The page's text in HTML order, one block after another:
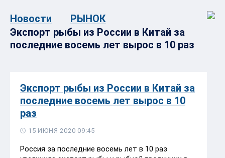
Новости
РЫНОК
Экспорт рыбы из России в Китай за
последние восемь лет вырос в 10 раз
Экспорт рыбы из России в Китай за
последние восемь лет вырос в 10
раз
15 ИЮНЯ 2020 09:45
Россия за последние восемь лет в 10 раз